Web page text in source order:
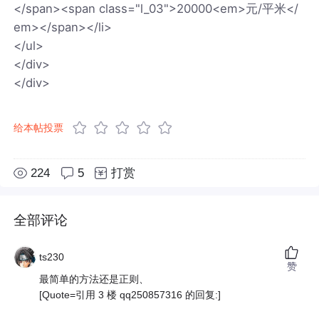
</span><span class="l_03">20000<em>元/平米</
em></span></li>
</ul>
</div>
</div>
给本帖投票
224 5 打赏
全部评论
ts230
最简单的方法还是正则、
[Quote=引用 3 楼 qq250857316 的回复:]
赞